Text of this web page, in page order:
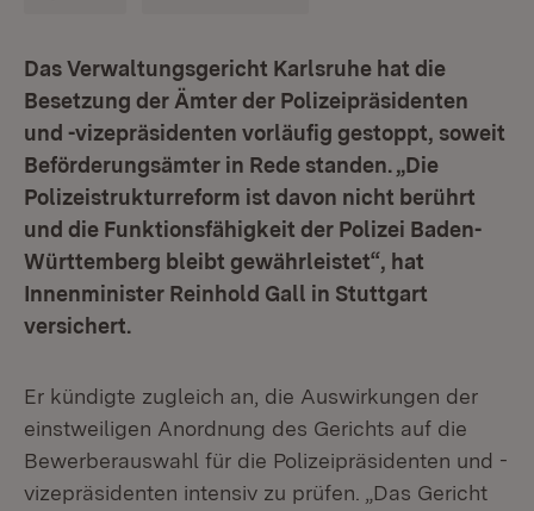
Das Verwaltungsgericht Karlsruhe hat die
Besetzung der Ämter der Polizeipräsidenten
und -vizepräsidenten vorläufig gestoppt, soweit
Beförderungsämter in Rede standen. „Die
Polizeistrukturreform ist davon nicht berührt
und die Funktionsfähigkeit der Polizei Baden-
Württemberg bleibt gewährleistet“, hat
Innenminister Reinhold Gall in Stuttgart
versichert.
Er kündigte zugleich an, die Auswirkungen der
einstweiligen Anordnung des Gerichts auf die
Bewerberauswahl für die Polizeipräsidenten und -
vizepräsidenten intensiv zu prüfen. „Das Gericht